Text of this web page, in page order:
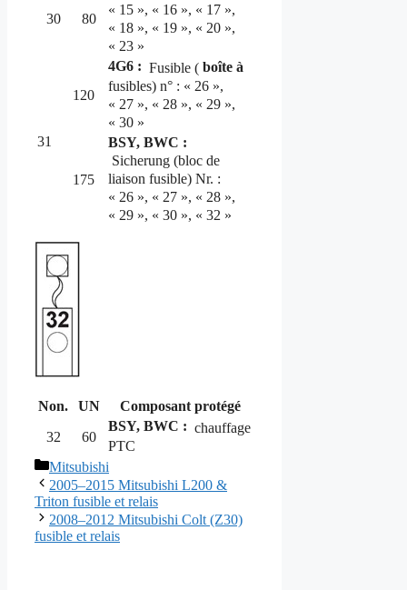
30 80
« 15 », « 16 », « 17 »,
« 18 », « 19 », « 20 »,
« 23 »
31
120
4G6 : Fusible ( boîte à
fusibles) n° : « 26 »,
« 27 », « 28 », « 29 »,
« 30 »
175
BSY, BWC :
Sicherung (bloc de
liaison fusible) Nr. :
« 26 », « 27 », « 28 »,
« 29 », « 30 », « 32 »
Non. UN
Composant protégé
32
60
BSY, BWC : chauffage
PTC
Catégories
Mitsubishi
2005–2015 Mitsubishi L200 &
Triton fusible et relais
2008–2012 Mitsubishi Colt (Z30)
fusible et relais